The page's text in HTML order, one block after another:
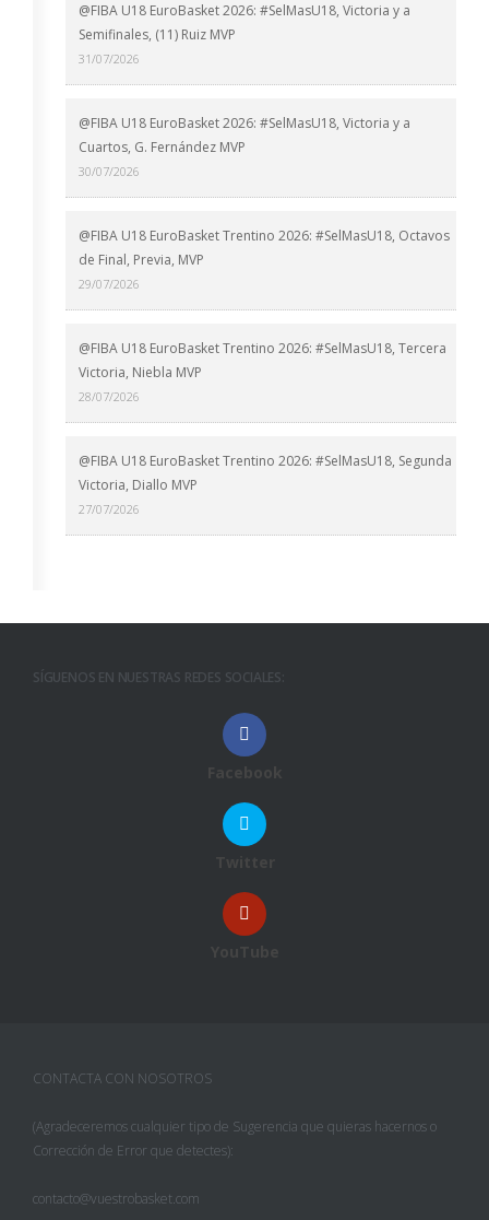
@FIBA U18 EuroBasket 2026: #SelMasU18, Victoria y a
Semifinales, (11) Ruiz MVP
31/07/2026
@FIBA U18 EuroBasket 2026: #SelMasU18, Victoria y a
Cuartos, G. Fernández MVP
30/07/2026
@FIBA U18 EuroBasket Trentino 2026: #SelMasU18, Octavos
de Final, Previa, MVP
29/07/2026
@FIBA U18 EuroBasket Trentino 2026: #SelMasU18, Tercera
Victoria, Niebla MVP
28/07/2026
@FIBA U18 EuroBasket Trentino 2026: #SelMasU18, Segunda
Victoria, Diallo MVP
27/07/2026
SÍGUENOS EN NUESTRAS REDES SOCIALES:
Facebook
Twitter
YouTube
CONTACTA CON NOSOTROS
(Agradeceremos cualquier tipo de Sugerencia que quieras hacernos o
Corrección de Error que detectes):
contacto@vuestrobasket.com